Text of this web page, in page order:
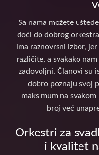
Sa nama možete
doći do dobrog
ima raznovrsni izbor,
različite, a svakako
zadovoljni. Članovi su
dobro poznaju svoj
maksimum na
broj već
Orkestri za
i kvalitet